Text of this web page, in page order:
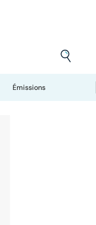
Émissions